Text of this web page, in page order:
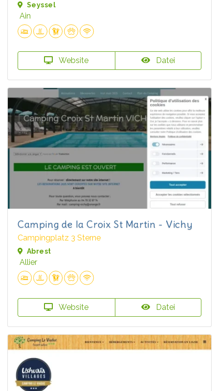
Seyssel
Ain
Website Datei
Camping de la Croix St Martin - Vichy
Campingplatz 3 Sterne
Abrest
Allier
Website Datei